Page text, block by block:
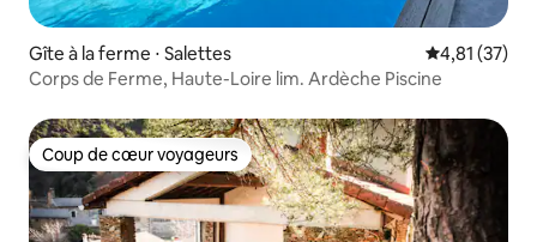
Gîte à la ferme ⋅ Salettes Évaluation
4,81 (37)
Corps de Ferme, Haute-Loire lim. Ardèche Piscine
Coup de cœur voyageurs
Coup de cœur voyageurs